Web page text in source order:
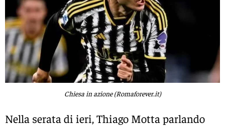
Chiesa in azione (Romaforever.it)
Nella serata di ieri, Thiago Motta parlando